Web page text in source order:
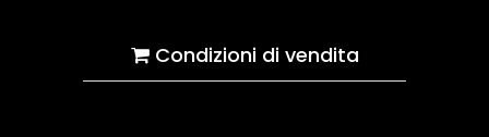
Condizioni di vendita